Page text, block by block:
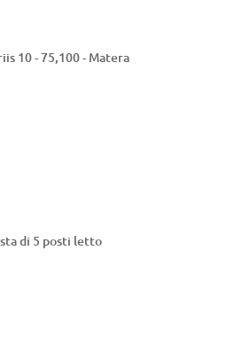
10 - 75,100 - Matera
di 5 posti letto